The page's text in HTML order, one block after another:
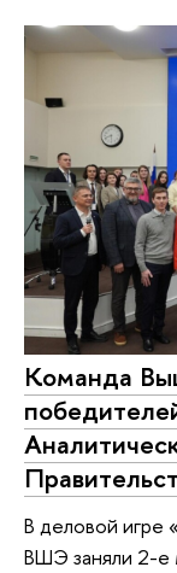
Команда
В деловой игре
ВШЭ заняли 2-е